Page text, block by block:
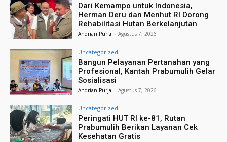
Dari Kemampo untuk Indonesia,
Herman Deru dan Menhut RI Dorong
Rehabilitasi Hutan Berkelanjutan
Andrian Purja - Agustus 7, 2026
Uncategorized
Bangun Pelayanan Pertanahan yang
Profesional, Kantah Prabumulih Gelar
Sosialisasi
Andrian Purja - Agustus 7, 2026
Uncategorized
Peringati HUT RI ke-81, Rutan
Prabumulih Berikan Layanan Cek
Kesehatan Gratis